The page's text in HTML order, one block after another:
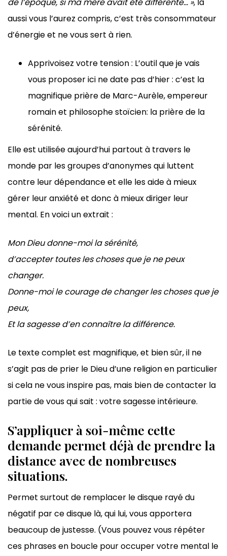
aussi vous l’aurez compris, c’est très consommateur
d’énergie et ne vous sert à rien.
Apprivoisez votre tension : L’outil que je vais
vous proposer ici ne date pas d’hier : c’est la
magnifique prière de Marc-Aurèle, empereur
romain et philosophe stoïcien: la prière de la
sérénité.
Elle est utilisée aujourd’hui partout à travers le
monde par les groupes d’anonymes qui luttent
contre leur dépendance et elle les aide à mieux
gérer leur anxiété et donc à mieux diriger leur
mental. En voici un extrait :
Mon Dieu donne-moi la sérénité,
d’accepter toutes les choses que je ne peux
changer.
Donne-moi le courage de changer les choses que je
peux,
Et la sagesse d’en connaître la différence.
Le texte complet est magnifique, et bien sûr, il ne
s’agit pas de prier le Dieu d’une religion en particulier
si cela ne vous inspire pas, mais bien de contacter la
partie de vous qui sait : votre sagesse intérieure.
S’appliquer à soi-même cette
demande permet déjà de prendre la
distance avec de nombreuses
situations.
Permet surtout de remplacer le disque rayé du
négatif par ce disque là, qui lui, vous apportera
beaucoup de justesse. (Vous pouvez vous répéter
ces phrases en boucle pour occuper votre mental le